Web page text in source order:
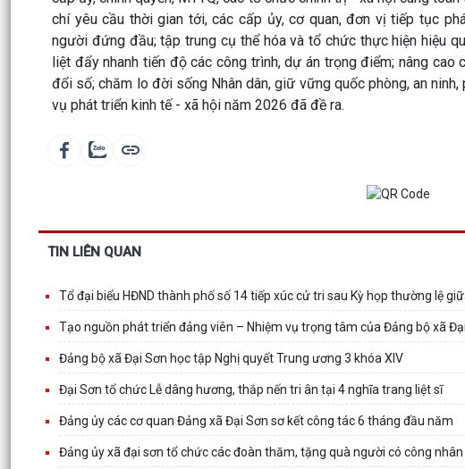
chí yêu cầu thời gian tới, các cấp ủy, cơ quan, đơn vị tiếp tục
người đứng đầu; tập trung cụ thể hóa và tổ chức thực hiện hiệu
liệt đẩy nhanh tiến độ các công trình, dự án trọng điểm; nâng
đổi số; chăm lo đời sống Nhân dân, giữ vững quốc phòng, an
vụ phát triển kinh tế - xã hội năm 2026 đã đề ra.
TIN LIÊN QUAN
Tổ đại biểu HĐND thành phố số 14 tiếp xúc cử tri sau Kỳ họp thường lệ
Tạo nguồn phát triển đảng viên – Nhiệm vụ trọng tâm của Đảng bộ xã
Đảng bộ xã Đại Sơn học tập Nghị quyết Trung ương 3 khóa XIV
Đại Sơn tổ chức Lễ dâng hương, thắp nến tri ân tại 4 nghĩa trang liệt sĩ
Đảng ủy các cơ quan Đảng xã Đại Sơn sơ kết công tác 6 tháng đầu năm
Đảng ủy xã đại sơn tổ chức các đoàn thăm, tặng quà người có công